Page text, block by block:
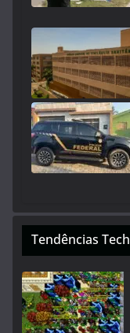
Tendências Tech